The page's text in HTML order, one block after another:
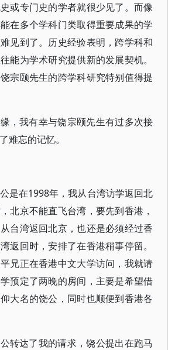
或专门史的学者就很少见了。而像
在多个学科门类取得重要成果的学
见到了。历史经验表明，跨学科和
能为学术研究提供新的发展契机。
宗颐先生的跨学科研究特别值得提
，我有幸与饶宗颐先生有过多次接
难忘的记忆。
是在1998年，我从台湾访学返回北
北京不能直飞台湾，要先到香港，
台湾返回北京，也还是必须经过香
返回时，安排了在香港稍事停留。
兄正在香港中文大学访问，我就请
预定了两晚的房间，主要是希望借
大名的饶公，同时也顺便到香港各
转达了我的请求，饶公提出在跑马